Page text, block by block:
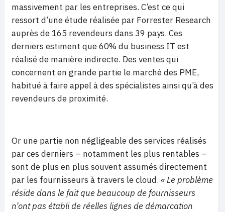
massivement par les entreprises. C’est ce qui
ressort d’une étude réalisée par Forrester Research
auprès de 165 revendeurs dans 39 pays. Ces
derniers estiment que 60% du business IT est
réalisé de manière indirecte. Des ventes qui
concernent en grande partie le marché des PME,
habitué à faire appel à des spécialistes ainsi qu’à des
revendeurs de proximité.
Or une partie non négligeable des services réalisés
par ces derniers – notamment les plus rentables –
sont de plus en plus souvent assumés directement
par les fournisseurs à travers le cloud. « Le problème
réside dans le fait que beaucoup de fournisseurs
n’ont pas établi de réelles lignes de démarcation